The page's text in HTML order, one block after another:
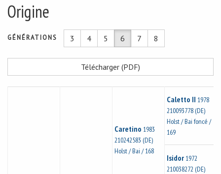
Origine
GÉNÉRATIONS 3 4 5 6 7 8
Télécharger (PDF)
Caretino 1983
210242583 (DE)
Holst / Bai / 168
Caletto II 1978
210093778 (DE)
Holst / Bai foncé /
169
Isidor 1972
210038272 (DE)